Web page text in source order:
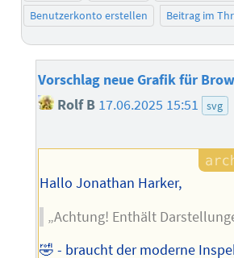
Benutzerkonto erstellen
Beitrag im
Vorschlag neue Grafik für
Rolf B 17.06.2025 15:51 svg
Hallo Jonathan Harker,
„Achtung! Enthält
🤣 - braucht der moderne